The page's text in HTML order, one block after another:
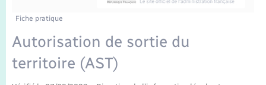
Organisation d’événement
La Communauté de communes
Fiche pratique
Autorisation de sortie du
territoire (AST)